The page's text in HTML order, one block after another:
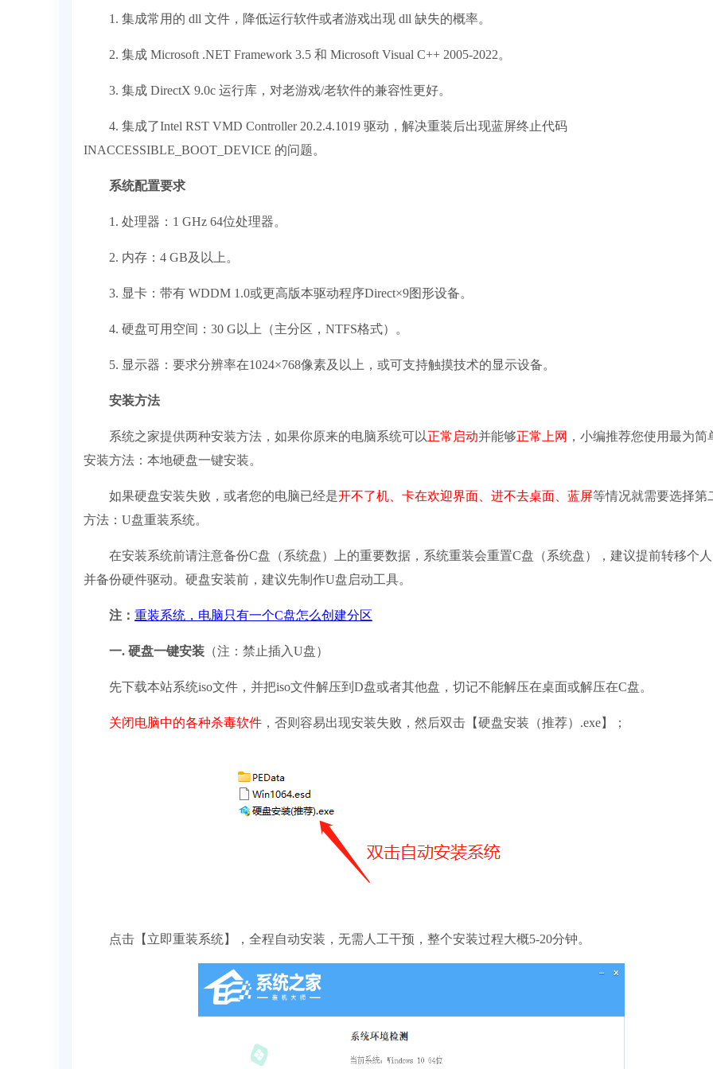
1. 集成常用的 dll 文件，降低运行软件或者游戏出现 dll 缺失的概率。
2. 集成 Microsoft .NET Framework 3.5 和 Microsoft Visual C++ 2005-2022。
3. 集成 DirectX 9.0c 运行库，对老游戏/老软件的兼容性更好。
4. 集成了Intel RST VMD Controller 20.2.4.1019 驱动，解决重装后出现蓝屏终止代码
INACCESSIBLE_BOOT_DEVICE 的问题。
系统配置要求
1. 处理器：1 GHz 64位处理器。
2. 内存：4 GB及以上。
3. 显卡：带有 WDDM 1.0或更高版本驱动程序Direct×9图形设备。
4. 硬盘可用空间：30 G以上（主分区，NTFS格式）。
5. 显示器：要求分辨率在1024×768像素及以上，或可支持触摸技术的显示设备。
安装方法
系统之家提供两种安装方法，如果你原来的电脑系统可以正常启动并能够正常上网 ，小编推荐您使用最为简
安装方法：本地硬盘一键安装。
如果硬盘安装失败，或者您的电脑已经是开不了机、卡在欢迎界面、进不去桌面、蓝屏等情况就需要选择第
方法：U盘重装系统。
在安装系统前请注意备份C盘（系统盘）上的重要数据，系统重装会重置C盘（系统盘），建议提前转移个
并备份硬件驱动。硬盘安装前，建议先制作U盘启动工具。
注： 重装系统，电脑只有一个C盘怎么创建分区
一. 硬盘一键安装 （注：禁止插入U盘）
先下载本站系统iso文件，并把iso文件解压到D盘或者其他盘，切记不能解压在桌面或解压在C盘。
关闭电脑中的各种杀毒软件 ，否则容易出现安装失败，然后双击【硬盘安装（推荐）.exe】；
点击【立即重装系统】，全程自动安装，无需人工干预，整个安装过程大概5-20分钟。